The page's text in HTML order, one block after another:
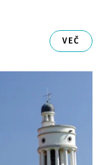
VEČ